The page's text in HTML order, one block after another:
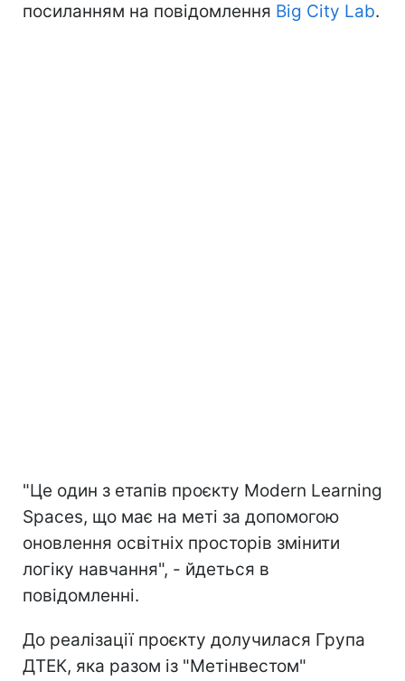
посиланням на повідомлення Big City Lab.
"Це один з етапів проєкту Modern Learning
Spaces, що має на меті за допомогою
оновлення освітніх просторів змінити
логіку навчання", - йдеться в
повідомленні.
До реалізації проєкту долучилася Група
ДТЕК, яка разом із "Метінвестом"